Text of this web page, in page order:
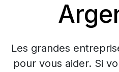
Les grandes
pour vous aider. Si